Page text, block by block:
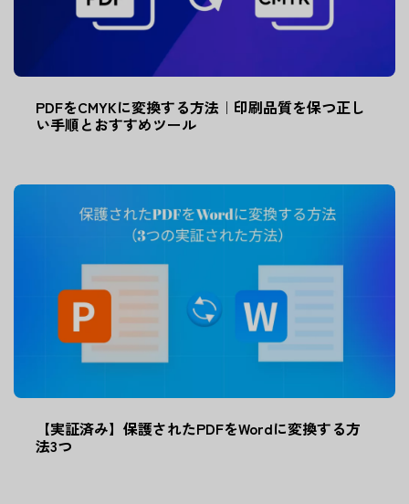
PDFをCMYKに変換する方法｜印刷品質を保つ正し
い手順とおすすめツール
【実証済み】保護されたPDFをWordに変換する方
法3つ